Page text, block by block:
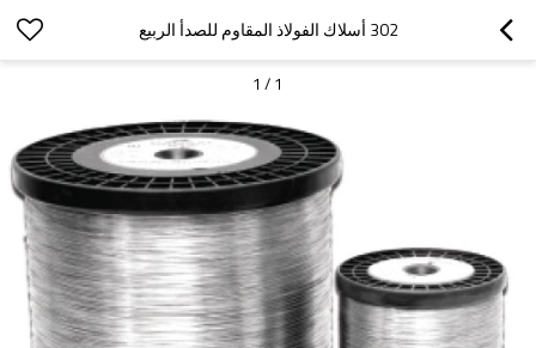
302 أسلاك الفولاذ المقاوم للصدأ الربيع
1
/
1